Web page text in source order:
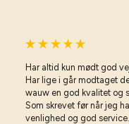
Har altid kun mødt god
Har lige i går modtaget
wauw en god kvalitet og
Som skrevet før når jeg
venlighed og god service.